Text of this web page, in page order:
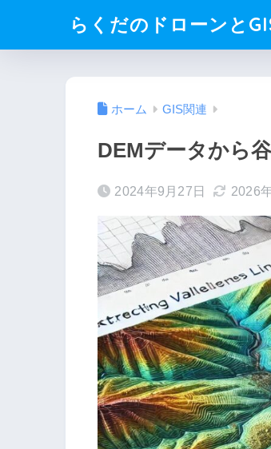
らくだのドローンと
ホーム GIS関連
DEMデータから
2024年9月27日 2026